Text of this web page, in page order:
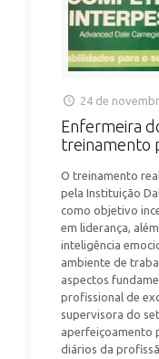
24 de
Enfermeira
treinamento
O treinamento
pela Instituição
como objetivo
em liderança,
inteligência
ambiente de
aspectos
profissional de
supervisora do
aperfeiçoamento
diários da